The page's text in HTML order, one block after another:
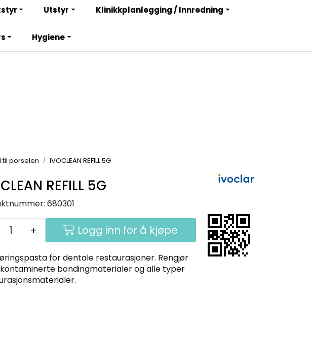
Les mer!
Utstyr Klinikkplanlegging / Innredning
Hygiene
til porselen IVOCLEAN REFILL 5G
REFILL 5G
680301
+ Logg inn for å kjøpe
for dentale restaurasjoner. Rengjør
bondingmaterialer og alle typer